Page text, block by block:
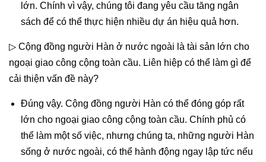
lớn. Chính vì vậy, chúng tôi đang yêu cầu tăng ngân
sách để có thể thực hiện nhiều dự án hiệu quả hơn.
▷ Cộng đồng người Hàn ở nước ngoài là tài sản lớn cho
ngoại giao công cộng toàn cầu. Liên hiệp có thể làm gì để
cải thiện vấn đề này?
Đúng vậy. Cộng đồng người Hàn có thể đóng góp rất
lớn cho ngoại giao công cộng toàn cầu. Chính phủ có
thể làm một số việc, nhưng chúng ta, những người Hàn
sống ở nước ngoài, có thể hành động ngay lập tức nếu